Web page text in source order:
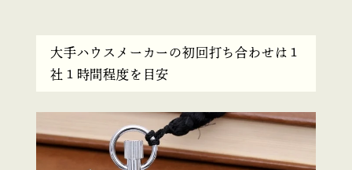
大手ハウスメーカーの初回打ち合わせは１
社１時間程度を目安